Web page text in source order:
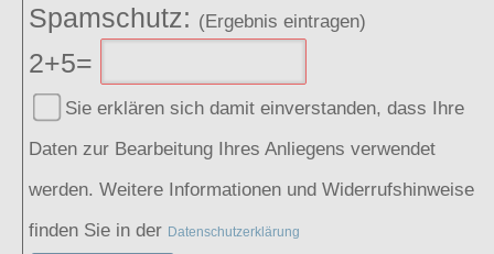
Spamschutz: (Ergebnis eintragen)
2+5=
Sie erklären sich damit einverstanden, dass Ihre
Daten zur Bearbeitung Ihres Anliegens verwendet
werden. Weitere Informationen und Widerrufshinweise
finden Sie in der Datenschutzerklärung